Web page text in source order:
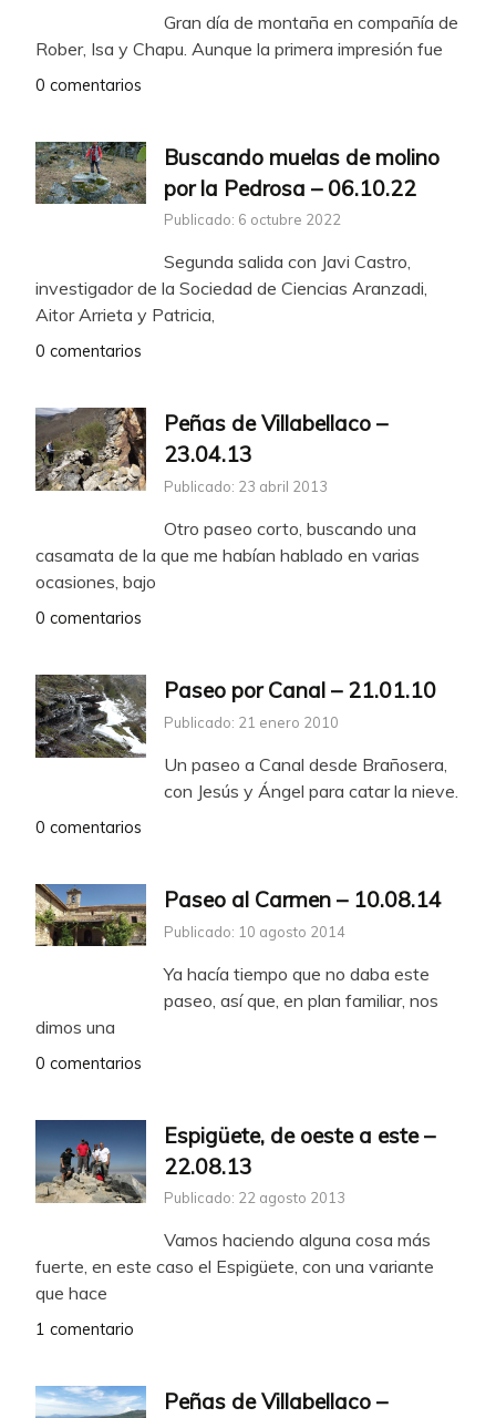
Gran día de montaña en compañía de
Rober, Isa y Chapu. Aunque la primera impresión fue
0 comentarios
Buscando muelas de molino
por la Pedrosa – 06.10.22
Publicado: 6 octubre 2022
Segunda salida con Javi Castro,
investigador de la Sociedad de Ciencias Aranzadi,
Aitor Arrieta y Patricia,
0 comentarios
Peñas de Villabellaco –
23.04.13
Publicado: 23 abril 2013
Otro paseo corto, buscando una
casamata de la que me habían hablado en varias
ocasiones, bajo
0 comentarios
Paseo por Canal – 21.01.10
Publicado: 21 enero 2010
Un paseo a Canal desde Brañosera,
con Jesús y Ángel para catar la nieve.
0 comentarios
Paseo al Carmen – 10.08.14
Publicado: 10 agosto 2014
Ya hacía tiempo que no daba este
paseo, así que, en plan familiar, nos
dimos una
0 comentarios
Espigüete, de oeste a este –
22.08.13
Publicado: 22 agosto 2013
Vamos haciendo alguna cosa más
fuerte, en este caso el Espigüete, con una variante
que hace
1 comentario
Peñas de Villabellaco –